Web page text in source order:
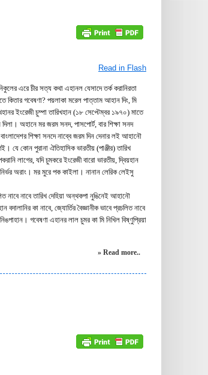
Read in Flash
এরে চীর সত্য কথা এহানল যেসাদে তর্ক করানিরতা
গবেষণা? পয়লাকা মরেল পাত্তাম আহান দিং, মি
ইংরেজী চুম্পা তারিখহান (১৮ সেপ্টেম্বর ১৯৭০) মাতে
অহানে মর জরম সনদ, পাসপোর্ট, বার শিক্ষা সনদ
শিক্ষা সনদে নাব্বে জরম দিন দেনার লই আহানৌ
যে কোন পুরানা ঐতিহাসিক ভারতীয় (পাঞ্জীর) তারিখ
লাগের, যদি চুমকরে ইংরেজী বারো ভারতীয়, দ্বিয়হান
নির্ভর অরাং। মর মুরে পক কাইলা। নানান লেরিক লেইসু
নাবে নাবে তারিখ দেহিয়া অন্থকপা নুঙিনেই আহানৌ
বদালানির কা নাবে, জ্যোর্তির বৈজ্ঞানীক ভাবে প্রচলিত নাবে
গবেষণা এহানর লাল চুমর কা মি নিখিল বিষ্ণুপ্রিয়া
» Read more..